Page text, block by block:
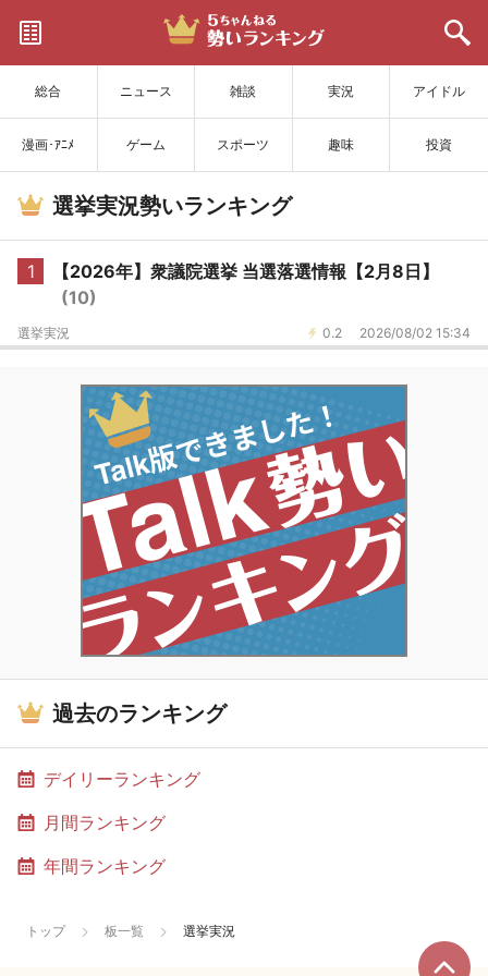
総合 ニュース 雑談 実況 アイドル
漫画･ｱﾆﾒ ゲーム スポーツ 趣味 投資
サイトを更新
選挙実況勢いランキング
1
【2026年】衆議院選挙 当選落選情報【2月8日】
(10)
0.2 2026/08/02 15:34
選挙実況
過去のランキング
デイリーランキング
月間ランキング
年間ランキング
トップ 板一覧 選挙実況